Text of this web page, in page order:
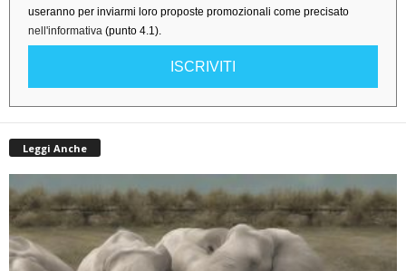
useranno per inviarmi loro proposte promozionali come precisato
nell'informativa (punto 4.1).
ISCRIVITI
Leggi Anche